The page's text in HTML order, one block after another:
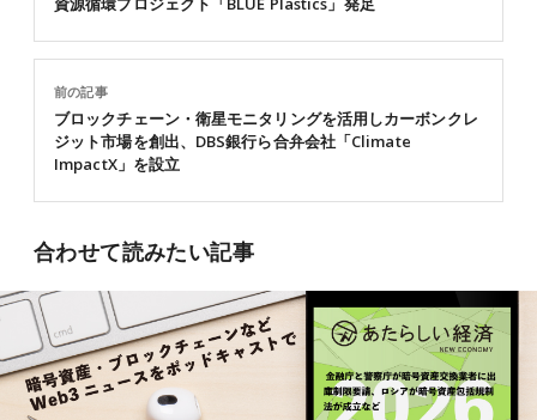
前の記事
ブロックチェーン・衛星モニタリングを活用しカーボンクレ
ジット市場を創出、DBS銀行ら合弁会社「Climate
ImpactX」を設立
合わせて読みたい記事